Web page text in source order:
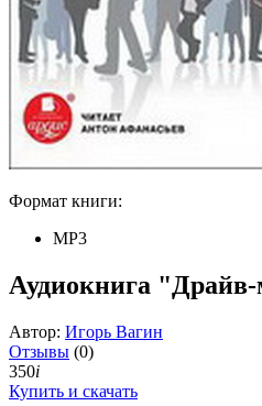
Формат книги:
MP3
Аудиокнига
Автор: Игорь Вагин
Отзывы (0)
350i
Купить и скачать